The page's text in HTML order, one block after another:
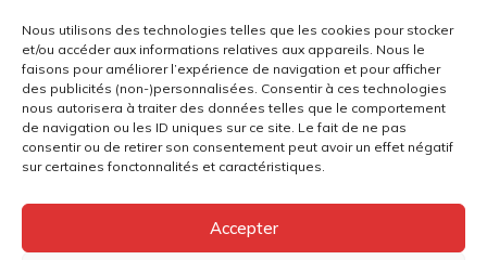
Nous utilisons des technologies telles que les cookies pour stocker
et/ou accéder aux informations relatives aux appareils. Nous le
faisons pour améliorer l’expérience de navigation et pour afficher
des publicités (non-)personnalisées. Consentir à ces technologies
nous autorisera à traiter des données telles que le comportement
de navigation ou les ID uniques sur ce site. Le fait de ne pas
consentir ou de retirer son consentement peut avoir un effet négatif
sur certaines fonctonnalités et caractéristiques.
Accepter
Location
Place du Palais, 98000 Monaco